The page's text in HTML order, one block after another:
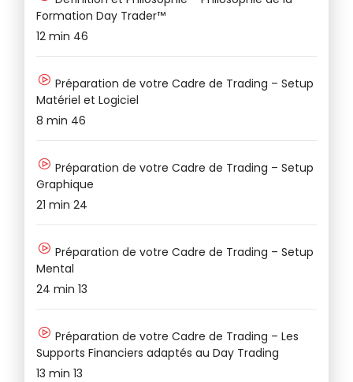
Formation Day Trader™
12 min 46
Préparation de votre Cadre de Trading – Setup
Matériel et Logiciel
8 min 46
Préparation de votre Cadre de Trading – Setup
Graphique
21 min 24
Préparation de votre Cadre de Trading – Setup
Mental
24 min 13
Préparation de votre Cadre de Trading – Les
Supports Financiers adaptés au Day Trading
13 min 13